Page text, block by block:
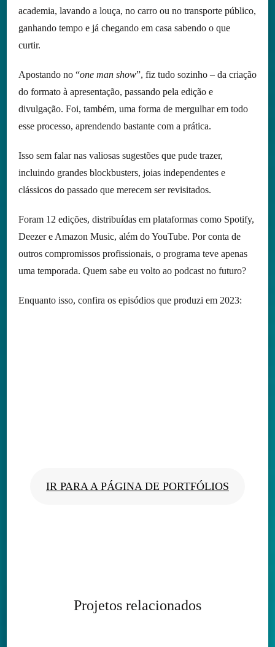
academia, lavando a louça, no carro ou no transporte público,
ganhando tempo e já chegando em casa sabendo o que
curtir.
Apostando no “one man show”, fiz tudo sozinho – da criação
do formato à apresentação, passando pela edição e
divulgação. Foi, também, uma forma de mergulhar em todo
esse processo, aprendendo bastante com a prática.
Isso sem falar nas valiosas sugestões que pude trazer,
incluindo grandes blockbusters, joias independentes e
clássicos do passado que merecem ser revisitados.
Foram 12 edições, distribuídas em plataformas como Spotify,
Deezer e Amazon Music, além do YouTube. Por conta de
outros compromissos profissionais, o programa teve apenas
uma temporada. Quem sabe eu volto ao podcast no futuro?
Enquanto isso, confira os episódios que produzi em 2023:
IR PARA A PÁGINA DE PORTFÓLIOS
Projetos relacionados